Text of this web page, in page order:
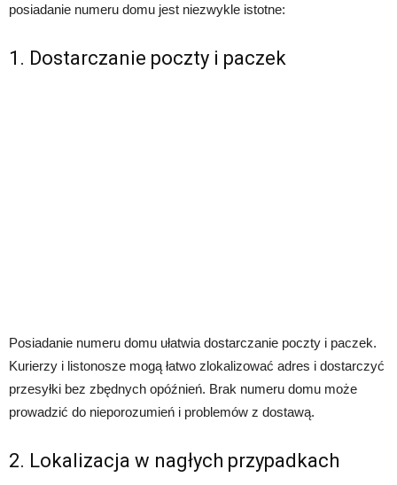
posiadanie numeru domu jest niezwykle istotne:
1. Dostarczanie poczty i paczek
Posiadanie numeru domu ułatwia dostarczanie poczty i paczek.
Kurierzy i listonosze mogą łatwo zlokalizować adres i dostarczyć
przesyłki bez zbędnych opóźnień. Brak numeru domu może
prowadzić do nieporozumień i problemów z dostawą.
2. Lokalizacja w nagłych przypadkach